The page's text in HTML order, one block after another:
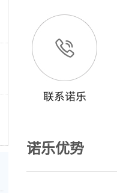
诺乐优势